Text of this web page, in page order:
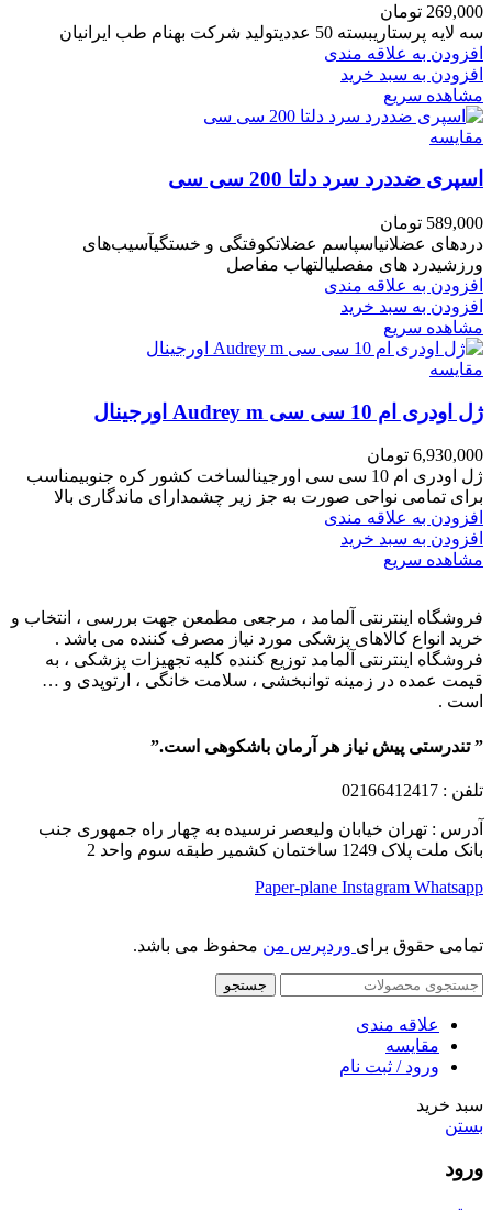
269,000 تومان
سه لایه پرستاریبسته 50 عددیتولید شرکت بهنام طب ایرانیان
افزودن به علاقه مندی
افزودن به سبد خرید
مشاهده سریع
مقایسه
اسپری ضددرد سرد دلتا 200 سی سی
589,000 تومان
دردهای عضلانیاسپاسم عضلاتکوفتگی و خستگیآسیب‌های
ورزشیدرد های مفصلیالتهاب مفاصل
افزودن به علاقه مندی
افزودن به سبد خرید
مشاهده سریع
مقایسه
ژل اودری ام 10 سی سی Audrey m اورجینال
6,930,000 تومان
ژل اودری ام 10 سی سی اورجینالساخت کشور کره جنوبیمناسب
برای تمامی نواحی صورت به جز زیر چشمدارای ماندگاری بالا
افزودن به علاقه مندی
افزودن به سبد خرید
مشاهده سریع
فروشگاه اینترنتی آلمامد ، مرجعی مطمعن جهت بررسی ، انتخاب و
خرید انواع کالاهای پزشکی مورد نیاز مصرف کننده می باشد .
فروشگاه اینترنتی آلمامد توزیع کننده کلیه تجهیزات پزشکی ، به
قیمت عمده در زمینه توانبخشی ، سلامت خانگی ، ارتوپدی و …
است .
” تندرستی پیش نیاز هر آرمان باشکوهی است.”
تلفن : 02166412417
آدرس : تهران خیابان ولیعصر نرسیده به چهار راه جمهوری جنب
بانک ملت پلاک 1249 ساختمان کشمیر طبقه سوم واحد 2
Paper-plane Instagram Whatsapp
تمامی حقوق برای وردپرس من محفوظ می باشد.
جستجو
علاقه مندی
مقایسه
ورود / ثبت نام
سبد خرید
بستن
ورود